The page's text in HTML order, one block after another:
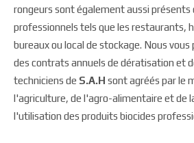
rongeurs sont également aussi présents
professionnels tels que les restaurants,
bureaux ou local de stockage. Nous
des contrats annuels de dératisation et
techniciens de S.A.H sont agréés par le
l'agriculture, de l'agro-alimentaire et de
l'utilisation des produits biocides